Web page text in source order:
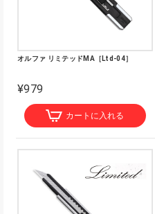
オルファ リミテッドMA［Ltd-04］
¥979
カートに入れる